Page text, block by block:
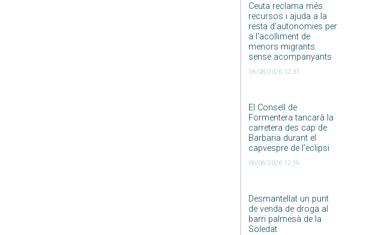
Ceuta reclama més
recursos i ajuda a la
resta d’autonomies per
a l’acolliment de
menors migrants
sense acompanyants
06/08/2026 12:31
El Consell de
Formentera tancarà la
carretera des cap de
Barbaria durant el
capvespre de l’eclipsi
06/08/2026 12:19
Desmantellat un punt
de venda de droga al
barri palmesà de la
Soledat